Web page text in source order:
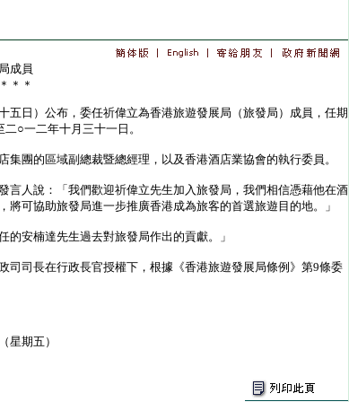
成員
＊＊
日）公布，委任祈偉立為香港旅遊發展局（旅發局）成員，任期
○一二年十月三十一日。
團的區域副總裁暨總經理，以及香港酒店業協會的執行委員。
人說：「我們歡迎祈偉立先生加入旅發局，我們相信憑藉他在酒
將可協助旅發局進一步推廣香港成為旅客的首選旅遊目的地。」
安楠達先生過去對旅發局作出的貢獻。」
司長在行政長官授權下，根據《香港旅遊發展局條例》第9條委
星期五）